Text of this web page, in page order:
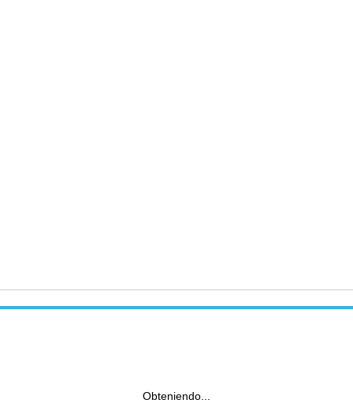
Obteniendo...